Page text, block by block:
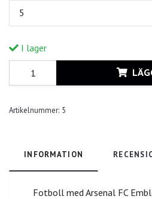
5
I lager
Artikelnummer: 5
INFORMATION
Fotboll med Arsenal FC